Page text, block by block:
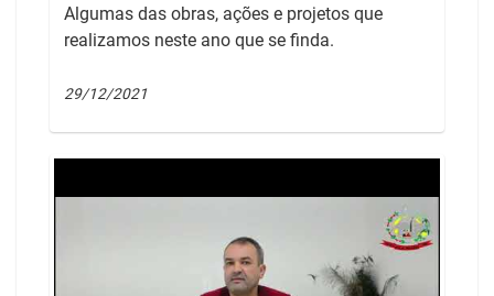
Algumas das obras, ações e projetos que
realizamos neste ano que se finda.
29/12/2021